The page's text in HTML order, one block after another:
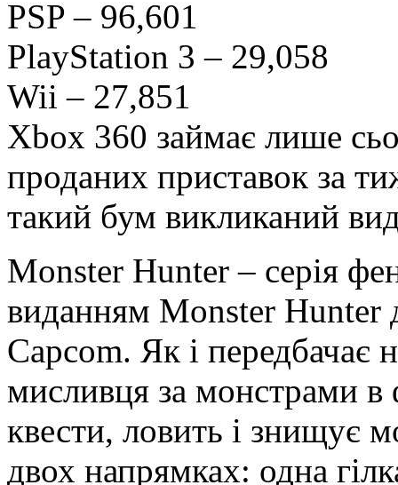
PSP – 96,601
PlayStation 3 – 29,058
Wii – 27,851
Xbox 360 займає лише
проданих приставок за
такий бум викликаний
Monster Hunter – серія
виданням Monster Hunter
Capcom. Як і передбачає
мисливця за монстрами в
квести, ловить і знищує
двох напрямках: одна